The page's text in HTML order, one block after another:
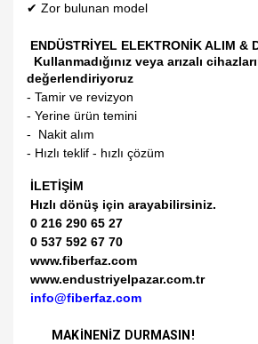
✔ Zor bulunan model
ENDÜSTRİYEL ELEKTRONİK ALIM &
Kullanmadığınız veya arızalı
değerlendiriyoruz
- Tamir ve revizyon
- Yerine ürün temini
- Nakit alım
- Hızlı teklif - hızlı çözüm
İLETİŞİM
Hızlı dönüş için arayabilirsiniz.
0 216 290 65 27
0 537 592 67 70
www.fiberfaz.com
www.endustriyelpazar.com.tr
info@fiberfaz.com
MAKİNENİZ DURMASIN!